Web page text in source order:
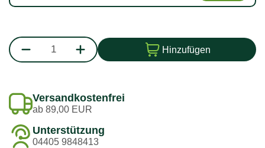
Hinzufügen
Versandkostenfrei
ab 89,00 EUR
Unterstützung
04405 9848413